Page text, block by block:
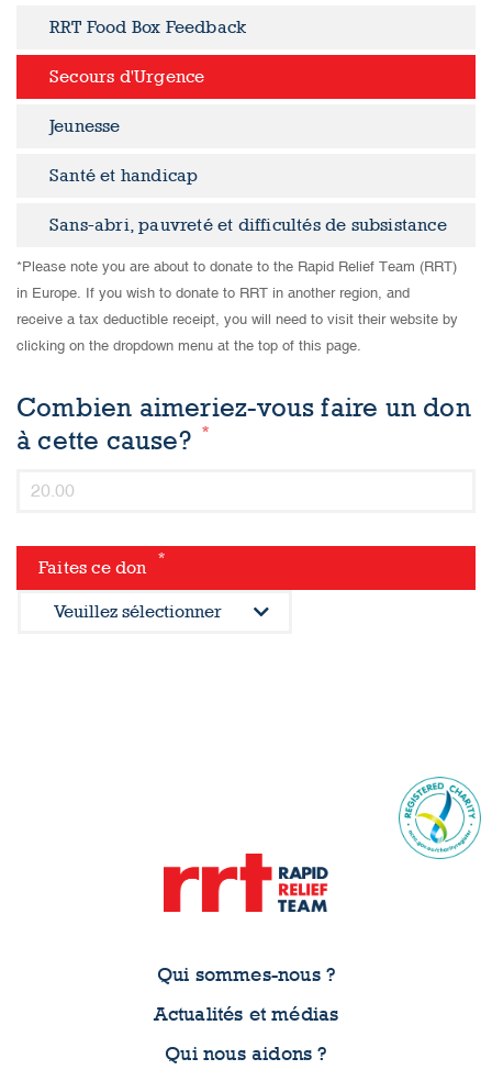
RRT Food Box Feedback
Secours d'Urgence
Jeunesse
Santé et handicap
Sans-abri, pauvreté et difficultés de subsistance
*Please note you are about to donate to the Rapid Relief Team (RRT)
in Europe. If you wish to donate to RRT in another region, and
receive a tax deductible receipt, you will need to visit their website by
clicking on the dropdown menu at the top of this page.
Combien aimeriez-vous faire un don
à cette cause?
*
Faites ce don *
Qui sommes-nous ?
Actualités et médias
Qui nous aidons ?